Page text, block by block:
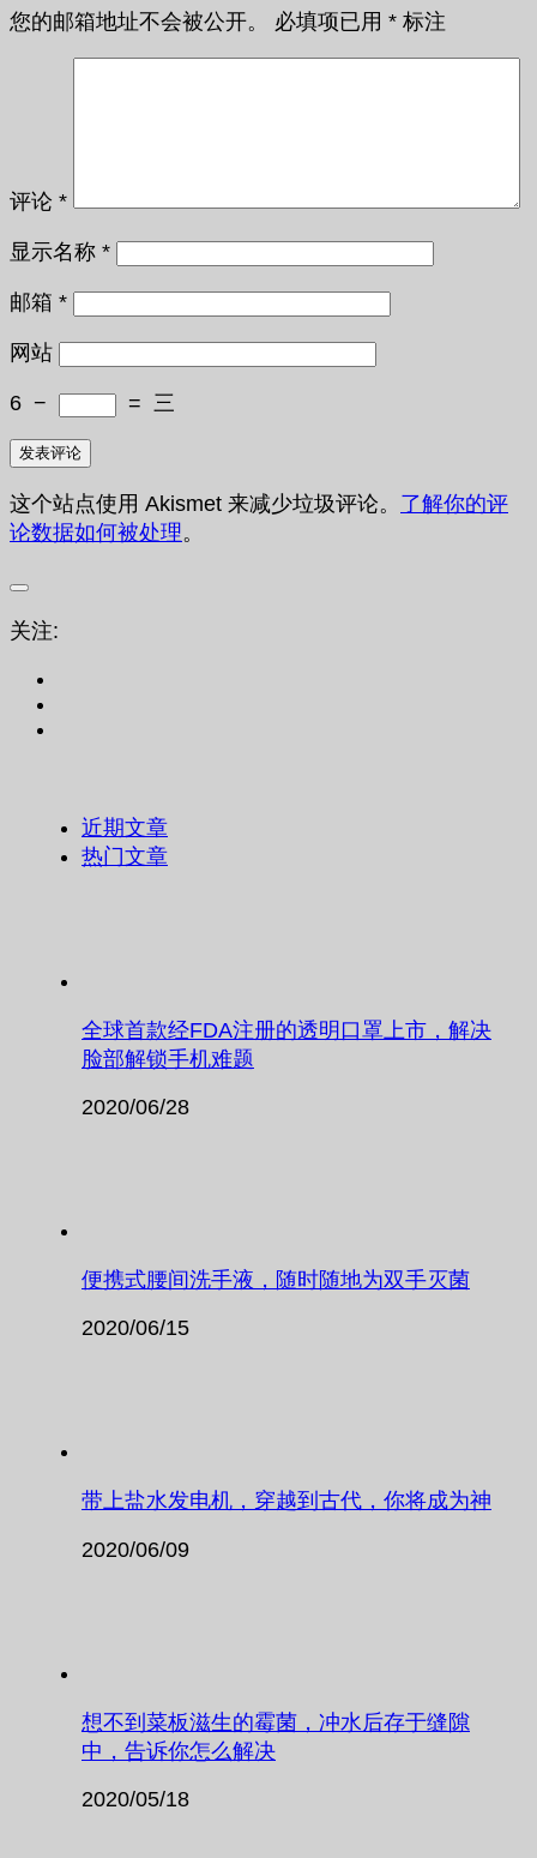
您的邮箱地址不会被公开。 必填项已用 * 标注
评论 *
显示名称 *
邮箱 *
网站
6 − = 三
这个站点使用 Akismet 来减少垃圾评论。 了解你的评
论数据如何被处理。
关注:
近期文章
热门文章
全球首款经FDA注册的透明口罩上市，解决
脸部解锁手机难题
2020/06/28
便携式腰间洗手液，随时随地为双手灭菌
2020/06/15
带上盐水发电机，穿越到古代，你将成为神
2020/06/09
想不到菜板滋生的霉菌，冲水后存于缝隙
中，告诉你怎么解决
2020/05/18